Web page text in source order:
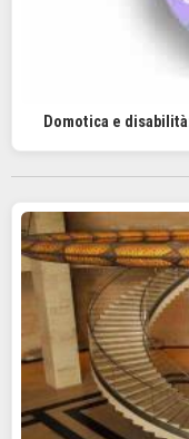
Domotica e